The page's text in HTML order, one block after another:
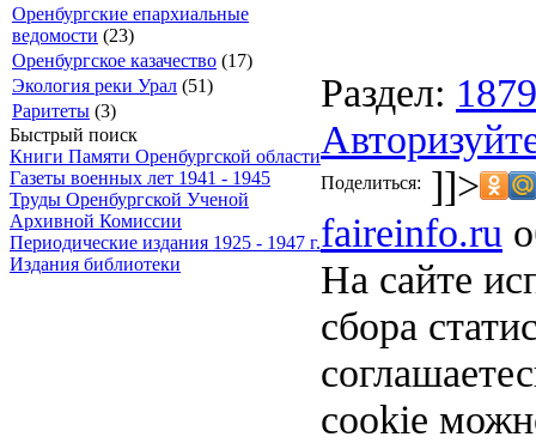
Оренбургские епархиальные
ведомости (23)
Оренбургское казачество (17)
Экология реки Урал (51)
Раритеты (3)
Быстрый поиск
Книги Памяти Оренбургской области
Газеты военных лет 1941 - 1945
Труды Оренбургской Ученой
Архивной Комиссии
Периодические издания 1925 - 1947 г.
Издания библиотеки
Раздел: 1879
Поделиться: ]]>
faireinfo.ru
На сайте
сбора
cookie